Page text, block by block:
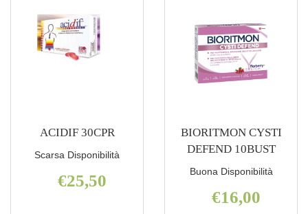
ACIDIF 30CPR
Scarsa Disponibilità
€25,50
BIORITMON CYSTI
DEFEND 10BUST
Buona Disponibilità
€16,00